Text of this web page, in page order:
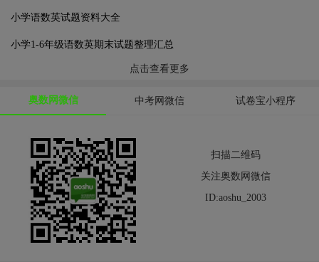
小学语数英试题资料大全
小学1-6年级语数英期末试题整理汇总
点击查看更多
奥数网微信 中考网微信 试卷宝小程序
扫描二维码
关注奥数网微信
ID:aoshu_2003